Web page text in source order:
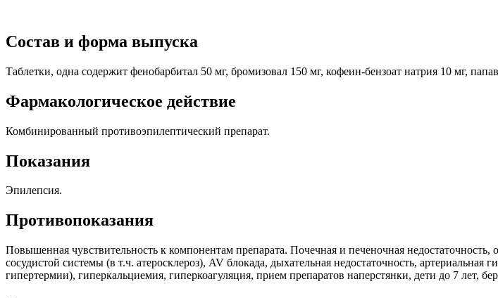
Состав и форма выпуска
Таблетки, одна содержит фенобарбитал 50 мг, бромизовал 150 мг, кофеин-бензоат натрия 10 мг,
Фармакологическое действие
Комбинированный противоэпилептический препарат.
Показания
Эпилепсия.
Противопоказания
Повышенная чувствительность к компонентам препарата. Почечная и печеночная недостаточность,
сосудистой системы (в т.ч. атеросклероз), AV блокада, дыхательная недостаточность,
гипертермии), гиперкальциемия, гиперкоагуляция, прием препаратов наперстянки, дети до 7 лет,